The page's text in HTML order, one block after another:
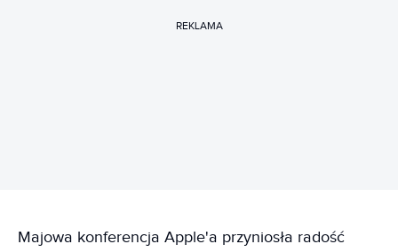
REKLAMA
Majowa konferencja Apple'a przyniosła radość